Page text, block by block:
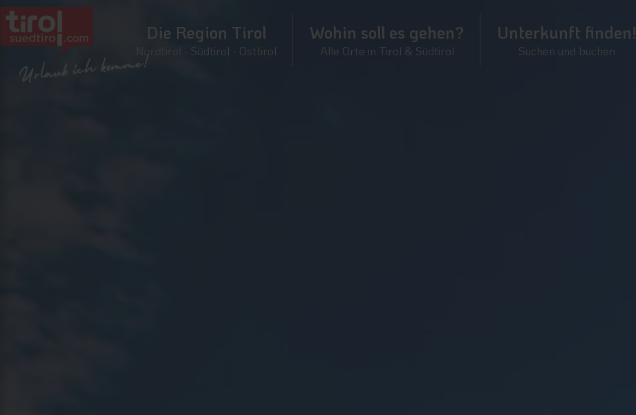
Die Region Tirol
Nordtirol - Südtirol - Osttirol
Wohin soll es gehen?
Alle Orte in Tirol & Südtirol
Unterkunft finden!
Suchen und buchen